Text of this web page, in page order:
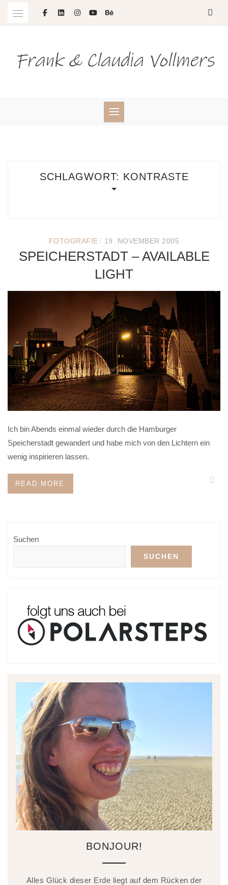
SCHLAGWORT: KONTRASTE
FOTOGRAFIE / 19. NOVEMBER 2005
SPEICHERSTADT – AVAILABLE
LIGHT
Ich bin Abends einmal wieder durch die Hamburger
Speicherstadt gewandert und habe mich von den Lichtern ein
wenig inspirieren lassen.
READ MORE
Suchen
SUCHEN
BONJOUR!
Alles Glück dieser Erde liegt auf dem Rücken der